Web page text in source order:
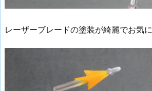
レーザーブレードの塗装が綺麗でお気